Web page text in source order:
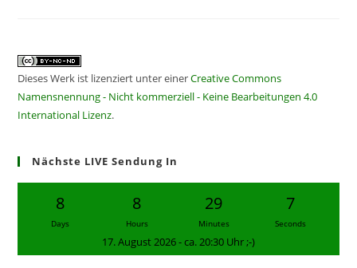
Dieses Werk ist lizenziert unter einerCreative Commons
Namensnennung - Nicht kommerziell - Keine Bearbeitungen 4.0
International Lizenz.
Nächste LIVE Sendung In
8
Days
8
Hours
29
Minutes
6
Seconds
17. August 2026 - ca. 20:30 Uhr ;-)